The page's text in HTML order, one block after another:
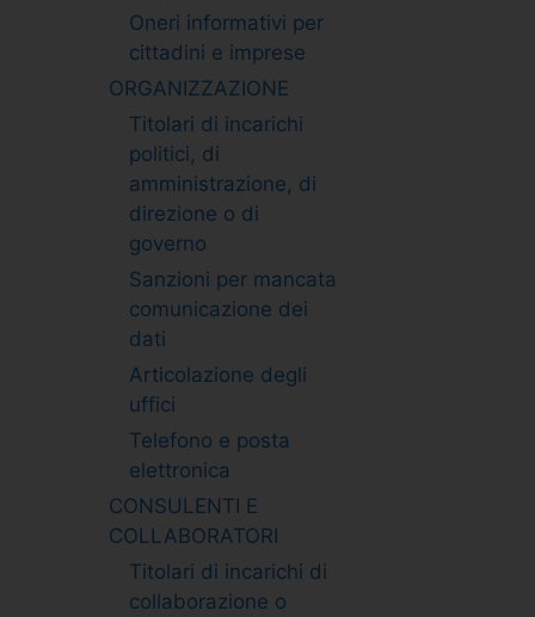
Oneri informativi per
cittadini e imprese
ORGANIZZAZIONE
Titolari di incarichi
politici, di
amministrazione, di
direzione o di
governo
Sanzioni per mancata
comunicazione dei
dati
Articolazione degli
uffici
Telefono e posta
elettronica
CONSULENTI E
COLLABORATORI
Titolari di incarichi di
collaborazione o